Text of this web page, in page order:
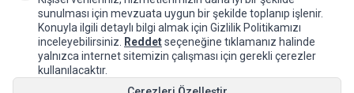
Hakkımızda
sunulması için mevzuata uygun bir şekilde toplanıp işlenir.
Konuyla ilgili detaylı bilgi almak için Gizlilik Politikamızı
inceleyebilirsiniz.
Reddetseçeneğine tıklamanız halinde
yalnızca internet sitemizin çalışması için gerekli çerezler
kullanılacaktır.